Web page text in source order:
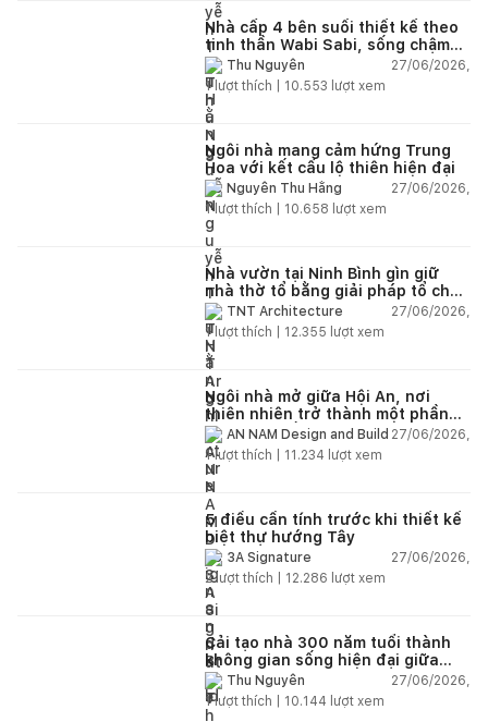
Nhà cấp 4 bên suối thiết kế theo
tinh thần Wabi Sabi, sống chậm
giữa thiên nhiên
Thu Nguyễn
27/06/2026,
1lượt thích | 10.553 lượt xem
Ngôi nhà mang cảm hứng Trung
Hoa với kết cấu lộ thiên hiện đại
Nguyễn Thu Hằng
27/06/2026,
1lượt thích | 10.658 lượt xem
Nhà vườn tại Ninh Bình gìn giữ
nhà thờ tổ bằng giải pháp tổ chức
lại không gian
TNT Architecture
27/06/2026,
1lượt thích | 12.355 lượt xem
Ngôi nhà mở giữa Hội An, nơi
thiên nhiên trở thành một phần
của cuộc sống
AN NAM Design and Build 27/06/2026,
1lượt thích | 11.234 lượt xem
5 điều cần tính trước khi thiết kế
biệt thự hướng Tây
3A Signature
27/06/2026,
2lượt thích | 12.286 lượt xem
Cải tạo nhà 300 năm tuổi thành
không gian sống hiện đại giữa
thiên nhiên
Thu Nguyễn
27/06/2026,
1lượt thích | 10.144 lượt xem